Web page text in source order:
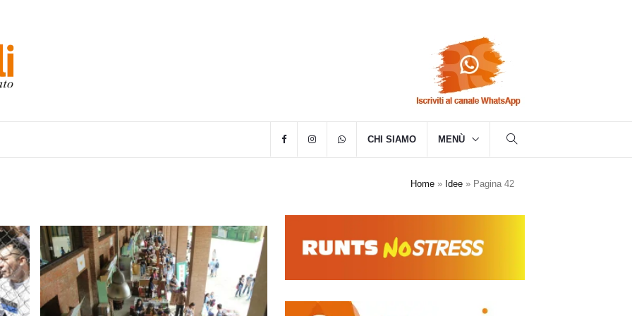
CHI SIAMO MENÙ
Home » Idee » Pagina 42